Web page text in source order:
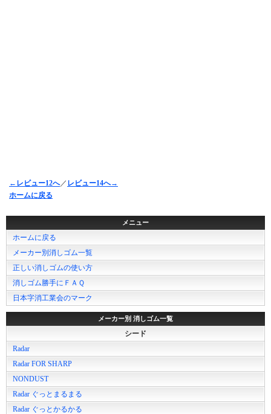
←レビュー12へ／ レビュー14へ→
ホームに戻る
メニュー
ホームに戻る
メーカー別消しゴム一覧
正しい消しゴムの使い方
消しゴム勝手にＦＡＱ
日本字消工業会のマーク
メーカー別 消しゴム一覧
シード
Radar
Radar FOR SHARP
NONDUST
Radar ぐっとまるまる
Radar ぐっとかるかる